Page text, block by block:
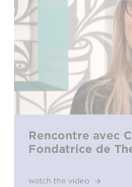
Rencontre avec
Fondatrice de
watch the video